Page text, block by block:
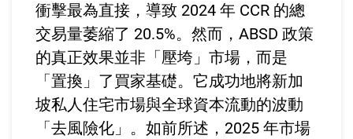
衝擊最為直接，導致 2024 年 CCR 的總
交易量萎縮了 20.5%。然而，ABSD 政策
的真正效果並非「壓垮」市場，而是
「置換」了買家基礎。它成功地將新加
坡私人住宅市場與全球資本流動的波動
「去風險化」。如前所述，2025 年市場